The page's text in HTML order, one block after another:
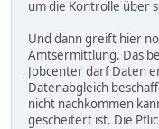
um die Kontrolle über
Und dann greift hier
Amtsermittlung. Das
Jobcenter darf Daten
Datenabgleich
nicht nachkommen
gescheitert ist. Die